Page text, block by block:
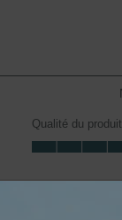
avec 4
avec 3
avec 2
Qualité du produit
Qualité du